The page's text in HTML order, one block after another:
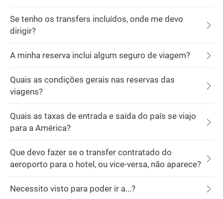
Se tenho os transfers incluídos, onde me devo
dirigir?
A minha reserva inclui algum seguro de viagem?
Quais as condições gerais nas reservas das
viagens?
Quais as taxas de entrada e saída do país se viajo
para a América?
Que devo fazer se o transfer contratado do
aeroporto para o hotel, ou vice-versa, não aparece?
Necessito visto para poder ir a...?